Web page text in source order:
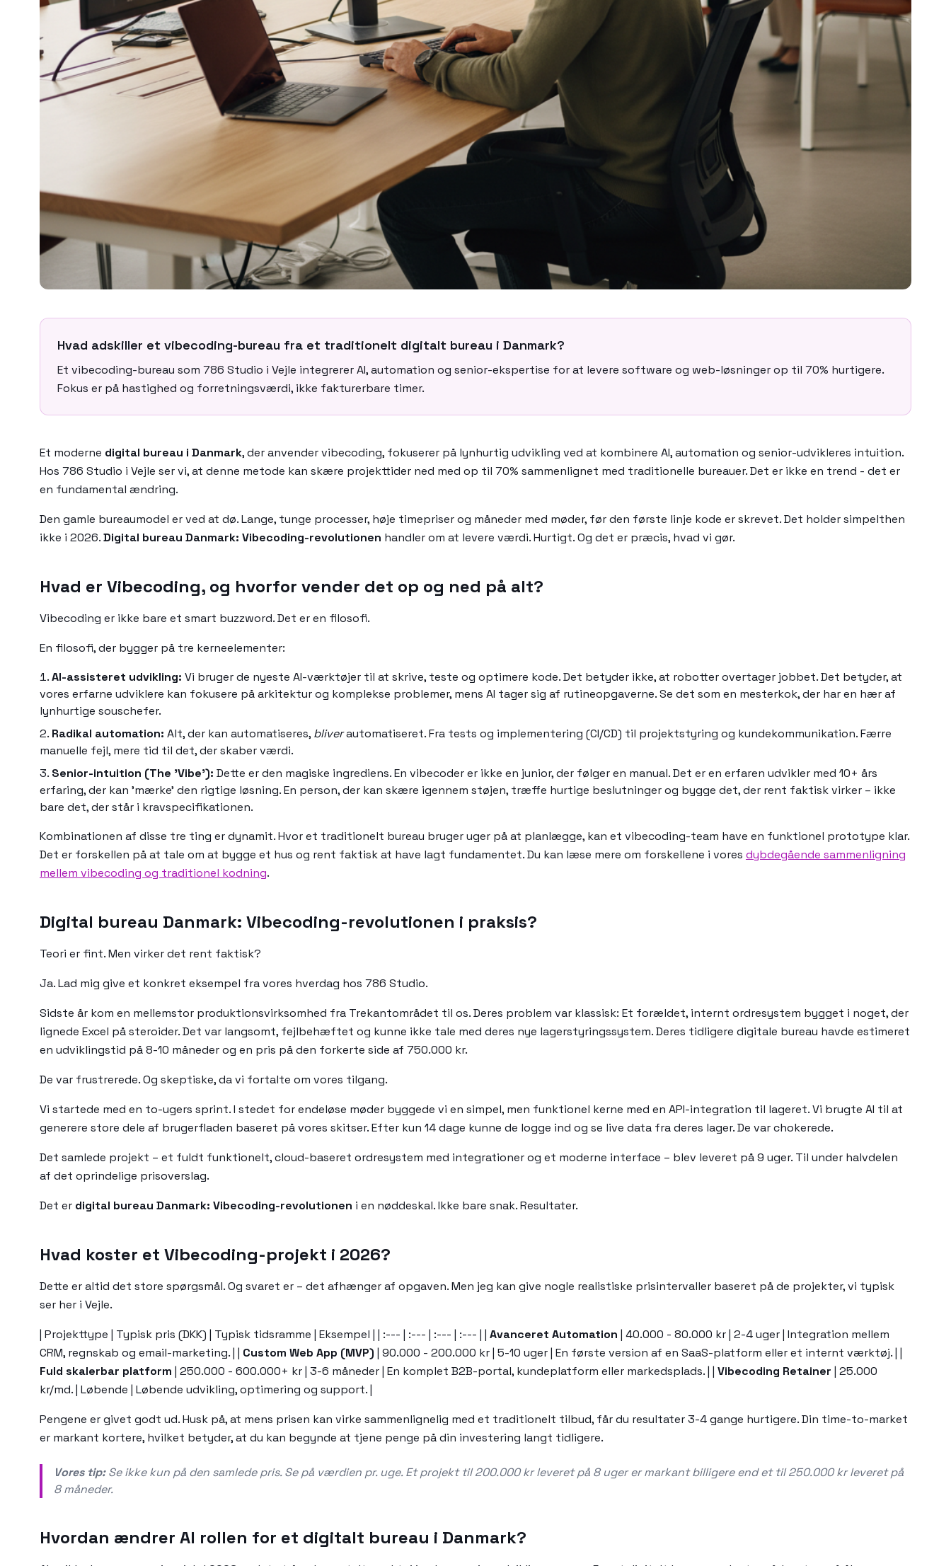
Hvad adskiller et vibecoding-bureau fra et traditionelt digitalt bureau i Danmark?
Et vibecoding-bureau som 786 Studio i Vejle integrerer AI, automation og senior-ekspertise for at levere software og web-løsninger op til 70% hurtigere.
Fokus er på hastighed og forretningsværdi, ikke fakturerbare timer.
Et moderne digital bureau i Danmark, der anvender vibecoding, fokuserer på lynhurtig udvikling ved at kombinere AI, automation og senior-udvikleres intuition.
Hos 786 Studio i Vejle ser vi, at denne metode kan skære projekttider ned med op til 70% sammenlignet med traditionelle bureauer. Det er ikke en trend - det er
en fundamental ændring.
Den gamle bureaumodel er ved at dø. Lange, tunge processer, høje timepriser og måneder med møder, før den første linje kode er skrevet. Det holder simpelthen
ikke i 2026.Digital bureau Danmark: Vibecoding-revolutionen handler om at levere værdi. Hurtigt. Og det er præcis, hvad vi gør.
Hvad er Vibecoding, og hvorfor vender det op og ned på alt?
Vibecoding er ikke bare et smart buzzword. Det er en filosofi.
En filosofi, der bygger på tre kerneelementer:
AI-assisteret udvikling: Vi bruger de nyeste AI-værktøjer til at skrive, teste og optimere kode. Det betyder ikke, at robotter overtager jobbet. Det betyder, at
vores erfarne udviklere kan fokusere på arkitektur og komplekse problemer, mens AI tager sig af rutineopgaverne. Se det som en mesterkok, der har en hær af
lynhurtige souschefer.
Radikal automation: Alt, der kan automatiseres, bliverautomatiseret. Fra tests og implementering (CI/CD) til projektstyring og kundekommunikation. Færre
manuelle fejl, mere tid til det, der skaber værdi.
Senior-intuition (The 'Vibe'): Dette er den magiske ingrediens. En vibecoder er ikke en junior, der følger en manual. Det er en erfaren udvikler med 10+ års
erfaring, der kan 'mærke' den rigtige løsning. En person, der kan skære igennem støjen, træffe hurtige beslutninger og bygge det, der rent faktisk virker – ikke
bare det, der står i kravspecifikationen.
Kombinationen af disse tre ting er dynamit. Hvor et traditionelt bureau bruger uger på at planlægge, kan et vibecoding-team have en funktionel prototype klar.
Det er forskellen på at tale om at bygge et hus og rent faktisk at have lagt fundamentet. Du kan læse mere om forskellene i vores dybdegående sammenligning
mellem vibecoding og traditionel kodning.
Digital bureau Danmark: Vibecoding-revolutionen i praksis?
Teori er fint. Men virker det rent faktisk?
Ja. Lad mig give et konkret eksempel fra vores hverdag hos 786 Studio.
Sidste år kom en mellemstor produktionsvirksomhed fra Trekantområdet til os. Deres problem var klassisk: Et forældet, internt ordresystem bygget i noget, der
lignede Excel på steroider. Det var langsomt, fejlbehæftet og kunne ikke tale med deres nye lagerstyringssystem. Deres tidligere digitale bureau havde estimeret
en udviklingstid på 8-10 måneder og en pris på den forkerte side af 750.000 kr.
De var frustrerede. Og skeptiske, da vi fortalte om vores tilgang.
Vi startede med en to-ugers sprint. I stedet for endeløse møder byggede vi en simpel, men funktionel kerne med en API-integration til lageret. Vi brugte AI til at
generere store dele af brugerfladen baseret på vores skitser. Efter kun 14 dage kunne de logge ind og se live data fra deres lager. De var chokerede.
Det samlede projekt – et fuldt funktionelt, cloud-baseret ordresystem med integrationer og et moderne interface – blev leveret på 9 uger. Til under halvdelen
af det oprindelige prisoverslag.
Det er digital bureau Danmark: Vibecoding-revolutionen i en nøddeskal. Ikke bare snak. Resultater.
Hvad koster et Vibecoding-projekt i 2026?
Dette er altid det store spørgsmål. Og svaret er – det afhænger af opgaven. Men jeg kan give nogle realistiske prisintervaller baseret på de projekter, vi typisk
ser her i Vejle.
| Projekttype | Typisk pris (DKK) | Typisk tidsramme | Eksempel | | :--- | :--- | :--- | :--- | | Avanceret Automation | 40.000 - 80.000 kr | 2-4 uger | Integration mellem
CRM, regnskab og email-marketing. | | Custom Web App (MVP) | 90.000 - 200.000 kr | 5-10 uger | En første version af en SaaS-platform eller et internt værktøj. | |
Fuld skalerbar platform | 250.000 - 600.000+ kr | 3-6 måneder | En komplet B2B-portal, kundeplatform eller markedsplads. | | Vibecoding Retainer | 25.000
kr/md. | Løbende | Løbende udvikling, optimering og support. |
Pengene er givet godt ud. Husk på, at mens prisen kan virke sammenlignelig med et traditionelt tilbud, får du resultater 3-4 gange hurtigere. Din time-to-market
er markant kortere, hvilket betyder, at du kan begynde at tjene penge på din investering langt tidligere.
Vores tip:Se ikke kun på den samlede pris. Se på værdien pr. uge. Et projekt til 200.000 kr leveret på 8 uger er markant billigere end et til 250.000 kr leveret på
8 måneder.
Hvordan ændrer AI rollen for et digitalt bureau i Danmark?